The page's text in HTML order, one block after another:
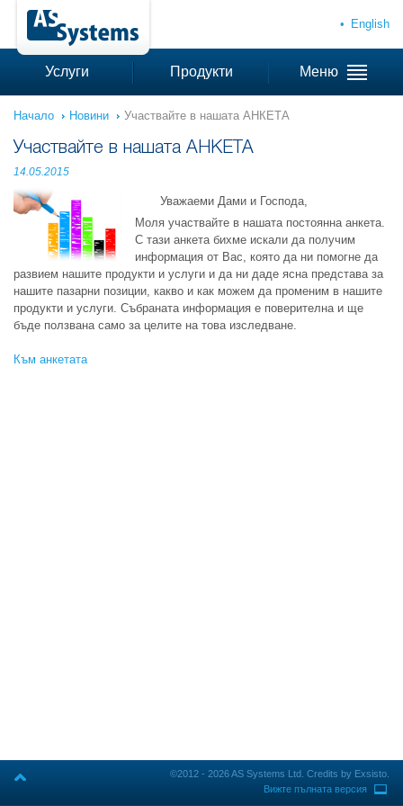
English
Услуги Продукти Меню
Начало Новини Участвайте в нашата АНКЕТА
Участвайте в нашата АНКЕТА
14.05.2015
Уважаеми Дами и Господа,
Моля участвайте в нашата постоянна анкета.
С тази анкета бихме искали да получим
информация от Вас, която да ни помогне да
развием нашите продукти и услуги и да ни даде ясна представа за
нашите пазарни позиции, какво и как можем да променим в нашите
продукти и услуги. Събраната информация е поверителна и ще
бъде ползвана само за целите на това изследване.
Към анкетата
©2012 - 2026 AS Systems Ltd. Credits by Exsisto.
Вижте пълната версия